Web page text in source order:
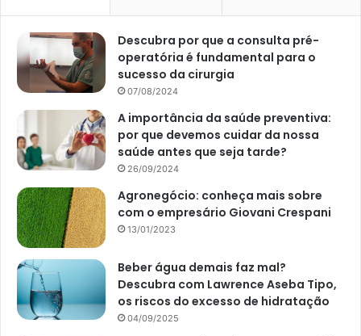
Descubra por que a consulta pré-
operatória é fundamental para o
sucesso da cirurgia
07/08/2024
A importância da saúde preventiva:
por que devemos cuidar da nossa
saúde antes que seja tarde?
26/09/2024
Agronegócio: conheça mais sobre
com o empresário Giovani Crespani
13/01/2023
Beber água demais faz mal?
Descubra com Lawrence Aseba Tipo,
os riscos do excesso de hidratação
04/09/2025